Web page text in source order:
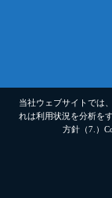
当社ウェブサイトでは
れは利用状況を分析を
方針（7.）